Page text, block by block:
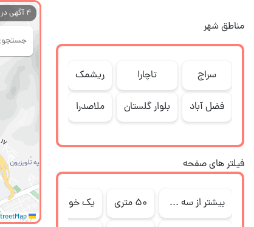
مناطق شهر
سراج
فضل آباد
تاچارا
بلوار گلستان
ریشمک
ملاصدرا
فیلتر های صفحه
بیشتر از سه خواب ۵۰ متری یک خوابه 170 متری
4 آگهی
Leaflet